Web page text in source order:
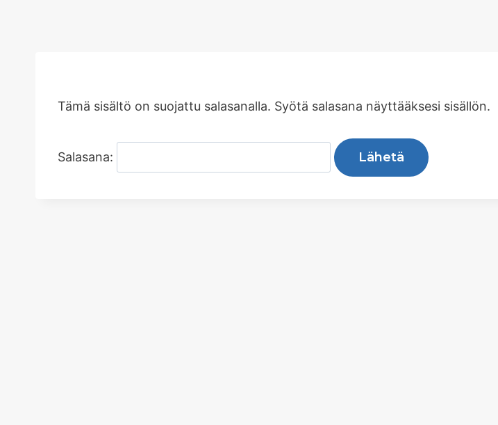
Tämä sisältö on suojattu salasanalla. Syötä salasana näyttääksesi sisällön.
Salasana: